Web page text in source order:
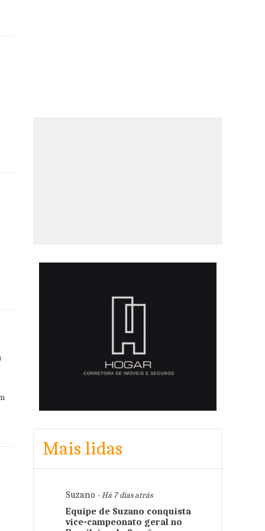
Mais lidas
Suzano - Há 7 dias atrás
Equipe de Suzano conquista
vice-campeonato geral no